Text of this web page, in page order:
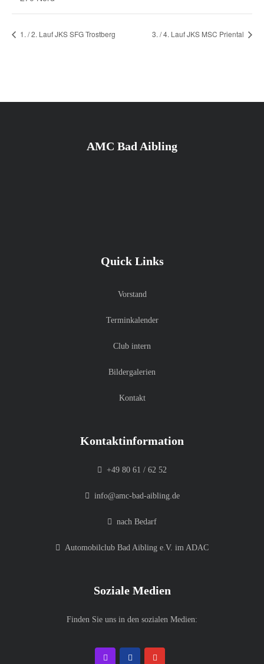
1. / 2. Lauf JKS SFG Trostberg 3. / 4. Lauf JKS MSC Priental
AMC Bad Aibling
Quick Links
Vorstand
Terminkalender
Club intern
Bildergalerien
Kontakt
Kontaktinformation
+49 80 61 / 62 52
info@amc-bad-aibling.de
nach Bedarf
Automobilclub Bad Aibling e.V. im ADAC
Soziale Medien
Finden Sie uns in den sozialen Medien: